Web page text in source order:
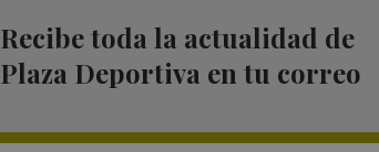
Recibe toda la actualidad de
Plaza Deportiva en tu correo